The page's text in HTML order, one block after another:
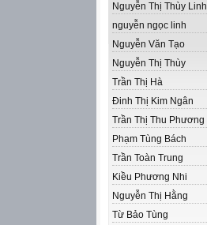
Nguyễn Thị Thùy Linh
nguyễn ngọc linh
Nguyễn Văn Tạo
Nguyễn Thị Thùy
Trần Thị Hà
Đinh Thị Kim Ngân
Trần Thị Thu Phương
Phạm Tùng Bách
Trần Toàn Trung
Kiều Phương Nhi
Nguyễn Thị Hằng
Từ Bảo Tùng